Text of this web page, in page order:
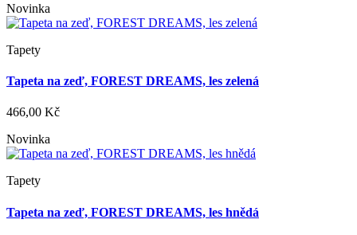
Novinka
Tapety
Tapeta na zeď, FOREST DREAMS, les zelená
466,00 Kč
Novinka
Tapety
Tapeta na zeď, FOREST DREAMS, les hnědá